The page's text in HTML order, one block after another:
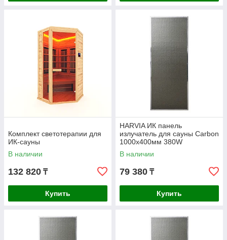
Комплект светотерапии для
ИК-сауны
В наличии
132 820 ₸
Купить
HARVIA ИК панель
излучатель для сауны Carbon
1000х400мм 380W
В наличии
79 380 ₸
Купить